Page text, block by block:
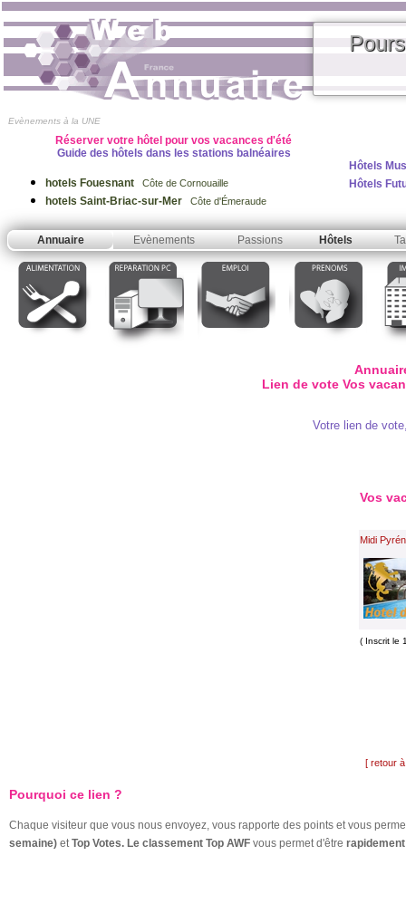
Evènements à la UNE
Réserver votre hôtel pour vos vacances d'été
Guide des hôtels dans les stations balnéaires
hotels Fouesnant Côte de Cornouaille
hotels Saint-Briac-sur-Mer Côte d'Émeraude
Hôtels
Hôtels
Annuaire Evènements Passions Hôtels
Lien de vote Vos
Votre lien de
Vos
Midi
( Inscrit le
[ retour
Pourquoi ce lien ?
Chaque visiteur que vous nous envoyez, vous rapporte des points et vous
semaine) etTop Votes. Le classement Top AWF vous permet d'être